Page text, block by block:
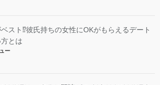
スト⁉︎彼氏持ちの女性にOKがもらえるデート
とは
ー